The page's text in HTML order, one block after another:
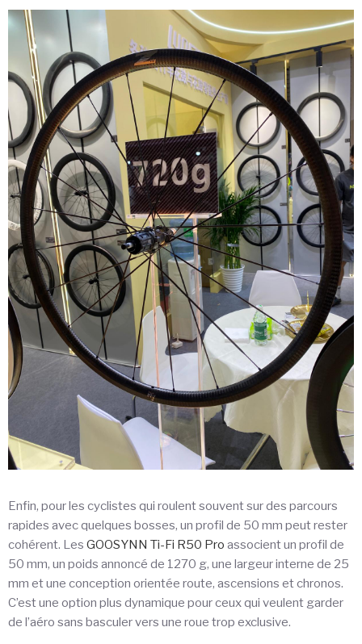
Enfin, pour les cyclistes qui roulent souvent sur des parcours
rapides avec quelques bosses, un profil de 50 mm peut rester
cohérent. Les GOOSYNN Ti-Fi R50 Pro associent un profil de
50 mm, un poids annoncé de 1270 g, une largeur interne de 25
mm et une conception orientée route, ascensions et chronos.
C’est une option plus dynamique pour ceux qui veulent garder
de l’aéro sans basculer vers une roue trop exclusive.